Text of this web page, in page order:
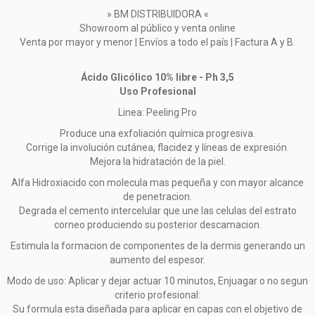
» BM DISTRIBUIDORA «
Showroom al público y venta online
Venta por mayor y menor | Envíos a todo el país | Factura A y B.
Ácido Glicólico 10% libre - Ph 3,5
Uso Profesional
Linea: Peeling Pro
Produce una exfoliación química progresiva.
Corrige la involución cutánea, flacidez y líneas de expresión.
Mejora la hidratación de la piel.
Alfa Hidroxiacido con molecula mas pequeña y con mayor alcance
de penetracion.
Degrada el cemento intercelular que une las celulas del estrato
corneo produciendo su posterior descamacion.
Estimula la formacion de componentes de la dermis generando un
aumento del espesor.
Modo de uso: Aplicar y dejar actuar 10 minutos, Enjuagar o no segun
criterio profesional:
Su formula esta diseñada para aplicar en capas con el objetivo de